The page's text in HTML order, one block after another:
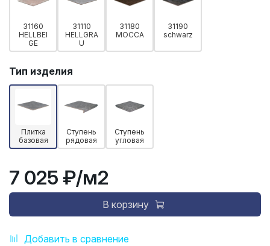
Добавить в сравнение
31160
HELLBEI
GE
31110
HELLGRA
U
31180
MOCCA
31190
schwarz
Тип изделия
Плитка
базовая
Ступень
рядовая
Ступень
угловая
7 025 ₽/м2
В корзину